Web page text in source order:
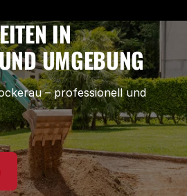
IN
UMGEBUNG
– professionell und